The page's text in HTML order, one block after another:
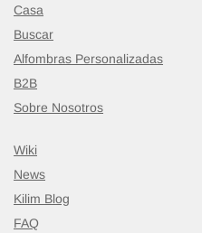
Casa
Buscar
Alfombras Personalizadas
B2B
Sobre Nosotros
Wiki
News
Kilim Blog
FAQ